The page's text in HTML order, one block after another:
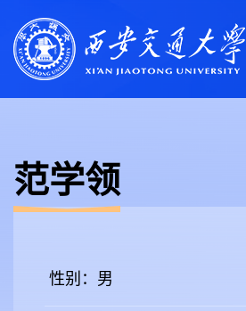
范学领
性别：男